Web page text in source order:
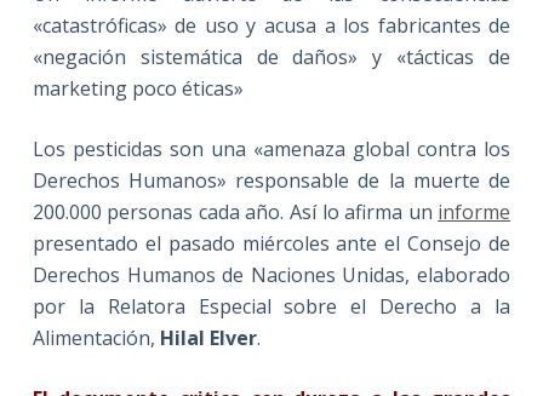
«catastróficas» de uso y acusa a los fabricantes de
«negación sistemática de daños» y «tácticas de
marketing poco éticas»
Los pesticidas son una «amenaza global contra los
Derechos Humanos» responsable de la muerte de
200.000 personas cada año. Así lo afirma un informe
presentado el pasado miércoles ante el Consejo de
Derechos Humanos de Naciones Unidas, elaborado
por la Relatora Especial sobre el Derecho a la
Alimentación, Hilal Elver.